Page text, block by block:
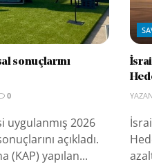
sonuçlarını
0
uygulanmış 2026
açıkladı.
(KAP) yapılan...
YAZAN